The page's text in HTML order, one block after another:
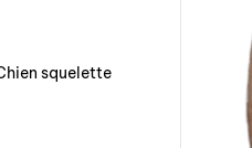
squelette